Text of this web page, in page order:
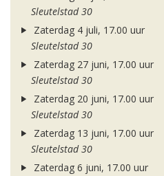
Sleutelstad 30
Zaterdag 4 juli, 17.00 uur
Sleutelstad 30
Zaterdag 27 juni, 17.00 uur
Sleutelstad 30
Zaterdag 20 juni, 17.00 uur
Sleutelstad 30
Zaterdag 13 juni, 17.00 uur
Sleutelstad 30
Zaterdag 6 juni, 17.00 uur